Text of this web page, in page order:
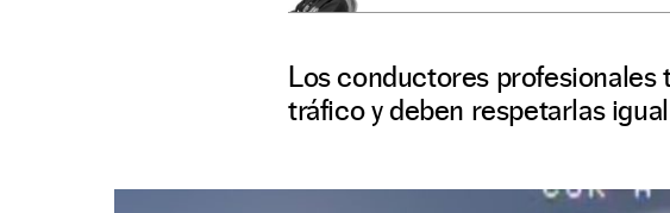
Los conductores profesionales
tráfico y deben respetarlas